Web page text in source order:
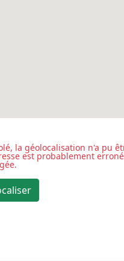
la géolocalisation n'a pu
est probablement